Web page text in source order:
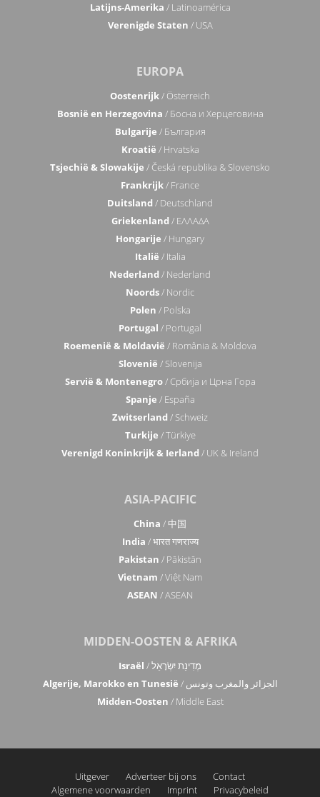
Internationaal / International
Brazilië/ Brasil
Canada/ Canada
Latijns-Amerika / Latinoamérica
Verenigde Staten/ USA
EUROPA
Oostenrijk / Österreich
Bosnië en Herzegovina/ Босна и Херцеговина
Bulgarije/ България
Kroatië/ Hrvatska
Tsjechië & Slowakije/ Česká republika & Slovensko
Frankrijk/ France
Duitsland/ Deutschland
Griekenland/ ΕΛΛΑΔΑ
Hongarije/ Hungary
Italië / Italia
Nederland/ Nederland
Noords / Nordic
Polen/ Polska
Portugal / Portugal
Roemenië & Moldavië / România & Moldova
Spanje / España
Zwitserland/ Schweiz
Turkije/ Türkiye
Verenigd Koninkrijk & Ierland/ UK & Ireland
India/ भारत गणराज्य
Pakistan/ Pākistān
Vietnam/ Việt Nam
ASEAN/ ASEAN
MIDDEN-OOSTEN & AFRIKA
Israël / מְדִינַת יִשְׂרָאֵל
Algerije, Marokko en Tunesië / الجزائر والمغرب وتونس